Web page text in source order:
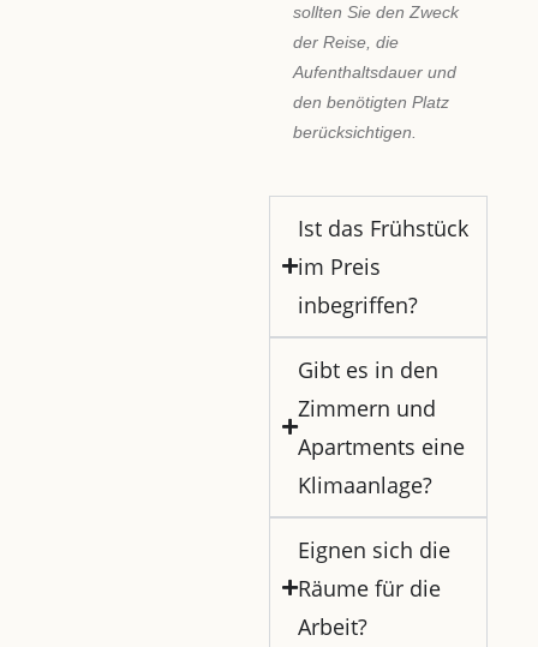
sollten Sie den Zweck
der Reise, die
Aufenthaltsdauer und
den benötigten Platz
berücksichtigen.
Ist das Frühstück
im Preis
inbegriffen?
Gibt es in den
Zimmern und
Apartments eine
Klimaanlage?
Eignen sich die
Räume für die
Arbeit?